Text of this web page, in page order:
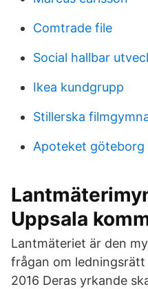
Comtrade file
Social hallbar
Ikea kundgrupp
Stillerska
Apoteket
Uppsala
Lantmäteriet är den
frågan om
2016 Deras yrkande